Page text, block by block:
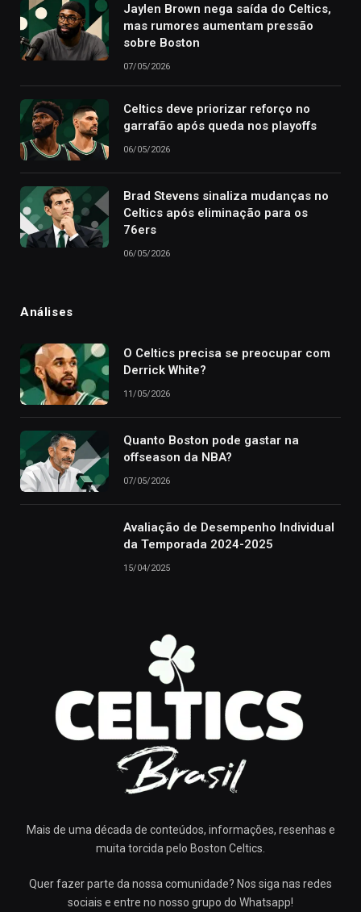
Jaylen Brown nega saída do Celtics,
mas rumores aumentam pressão
sobre Boston
07/05/2026
Celtics deve priorizar reforço no
garrafão após queda nos playoffs
06/05/2026
Brad Stevens sinaliza mudanças no
Celtics após eliminação para os
76ers
06/05/2026
Análises
O Celtics precisa se preocupar com
Derrick White?
11/05/2026
Quanto Boston pode gastar na
offseason da NBA?
07/05/2026
Avaliação de Desempenho Individual
da Temporada 2024-2025
15/04/2025
Mais de uma década de conteúdos, informações, resenhas e
muita torcida pelo Boston Celtics.
Quer fazer parte da nossa comunidade? Nos siga nas redes
sociais e entre no nosso grupo do Whatsapp!